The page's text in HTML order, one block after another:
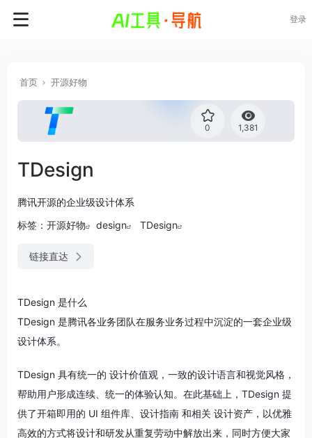
登录
首页 开源好物
0 1,381
TDesign
腾讯开源的企业级设计体系
标签： 开源好物 design TDesign
链接直达
TDesign 是什么
TDesign 是腾讯各业务团队在服务业务过程中沉淀的一套企业级
设计体系。
TDesign 具有统一的 设计价值观，一致的设计语言和视觉风格，
帮助用户形成连续、统一的体验认知。在此基础上，TDesign 提
供了开箱即用的 UI 组件库、设计指南 和相关 设计资产，以优雅
高效的方式将设计和研发从重复劳动中解放出来，同时方便大家